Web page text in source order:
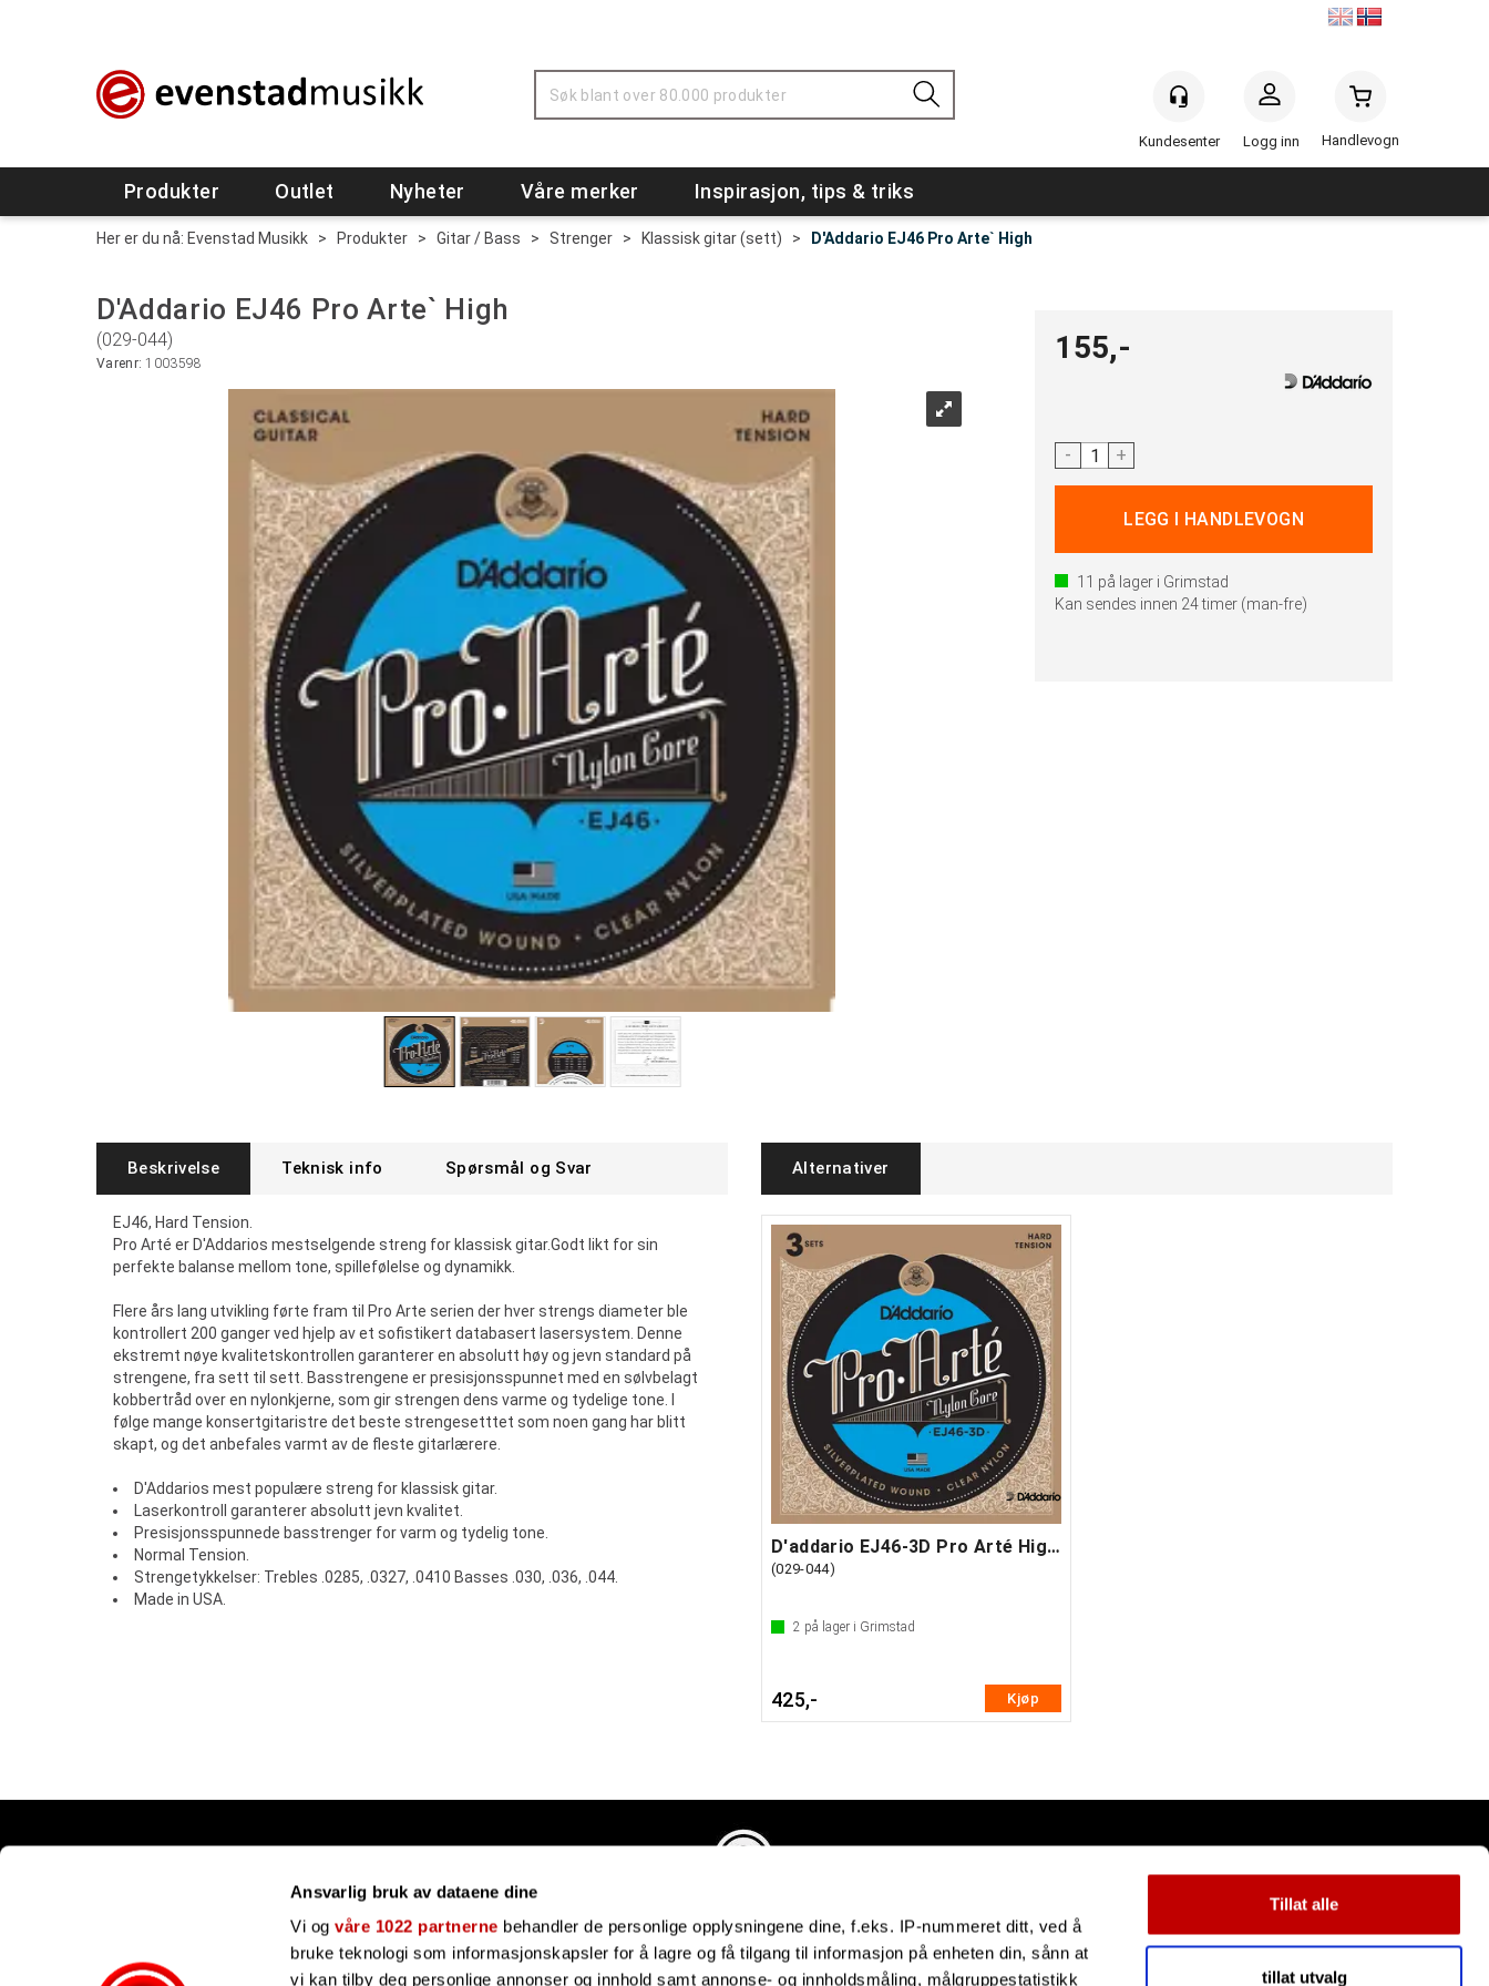
Ansvarlig bruk av dataene dine
Vi ogvåre 1022 partnerne behandler de personlige opplysningene dine, f.eks. IP-nummeret ditt, ved å
bruke teknologi som informasjonskapsler for å lagre og få tilgang til informasjon på enheten din, sånn at
vi kan tilby deg personlige annonser og innhold samt annonse- og innholdsmåling, målgruppestatistikk
Tillat alle
tillat utvalg
Logg inn Handlevogn
Produkter Outlet Nyheter Våre merker Inspirasjon, tips & triks
Her er du nå: Evenstad Musikk > Produkter > Gitar / Bass > Strenger > Klassisk gitar (sett) > D'Addario EJ46 Pro Arte` High
D'Addario EJ46 Pro Arte` High
(029-044)
Varenr:1003598 155,-
- +
11 på lager i Grimstad
Kan sendes innen 24 timer (man-fre)
Beskrivelse Teknisk info Spørsmål og Svar
EJ46, Hard Tension.
Pro Arté er D'Addarios mestselgende streng for klassisk gitar.Godt likt for sin
perfekte balanse mellom tone, spillefølelse og dynamikk.
Flere års lang utvikling førte fram til Pro Arte serien der hver strengs diameter ble
kontrollert 200 ganger ved hjelp av et sofistikert databasert lasersystem. Denne
ekstremt nøye kvalitetskontrollen garanterer en absolutt høy og jevn standard på
strengene, fra sett til sett. Basstrengene er presisjonsspunnet med en sølvbelagt
kobbertråd over en nylonkjerne, som gir strengen dens varme og tydelige tone. I
følge mange konsertgitaristre det beste strengesetttet som noen gang har blitt
skapt, og det anbefales varmt av de fleste gitarlærere.
D'Addarios mest populære streng for klassisk gitar.
Laserkontroll garanterer absolutt jevn kvalitet.
Presisjonsspunnede basstrenger for varm og tydelig tone.
Normal Tension.
Strengetykkelser: Trebles .0285, .0327, .0410 Basses .030, .036, .044.
Made in USA.
Alternativer
D'addario EJ46-3D Pro Arté High 3 Pack
(029-044)
2 på lager i Grimstad
425,- Kjøp
Bli forhandler
Industriveien 4
4879 Grimstad